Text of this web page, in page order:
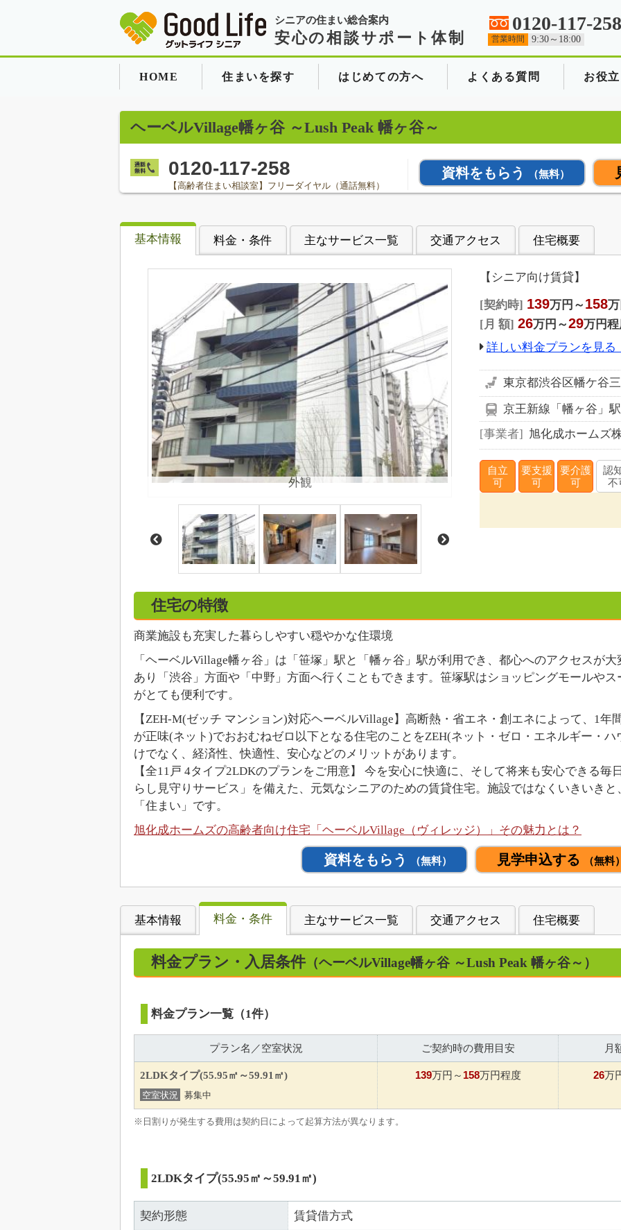
シニアの住まい総合案内
安心の相談サポート体制
0120-117-258
営業時間 9:30～18:00
HOME 住まいを探す はじめての方へ よくある質問 お役
ヘーベルVillage幡ヶ谷 ～Lush Peak 幡ヶ谷～
0120-117-258
【高齢者住まい相談室】フリーダイヤル（通話無料）
資料をもらう （無料）
基本情報 料金・条件 主なサービス一覧 交通アクセス 住宅概要
外観
【シニア向け賃貸】
契約時 139万円～ 158
月 額 26万円～29万円
詳しい料金プランを見る
東京都渋谷区幡ケ谷
京王新線「幡ヶ谷」
事業者
旭化成ホームズ
自立
可
要支援
可
要介護
可
認
不
住宅の特徴
商業施設も充実した暮らしやすい穏やかな住環境
「ヘーベルVillage幡ヶ谷」は「笹塚」駅と「幡ヶ谷」駅が利用でき、都心へのアクセスが
あり「渋谷」方面や「中野」方面へ行くこともできます。笹塚駅はショッピングモールや
がとても便利です。
【ZEH-M(ゼッチ マンション)対応ヘーベルVillage】高断熱・省エネ・創エネによって、1年
が正味(ネット)でおおむねゼロ以下となる住宅のことをZEH(ネット・ゼロ・エネルギー・
けでなく、経済性、快適性、安心などのメリットがあります。
【全11戸 4タイプ2LDKのプランをご用意】 今を安心に快適に、そして将来も安心できる毎
らし見守りサービス」を備えた、元気なシニアのための賃貸住宅。施設ではなくいきいき
「住まい」です。
旭化成ホームズの高齢者向け住宅「ヘーベルVillage（ヴィレッジ）」その魅力とは？
資料をもらう （無料） 見学申込する （無料
基本情報 料金・条件 主なサービス一覧 交通アクセス 住宅概要
料金プラン・入居条件 （ヘーベルVillage幡ヶ谷 ～Lush Peak 幡ヶ谷～）
料金プラン一覧（1件）
プラン名／空室状況 ご契約時の費用目安 月
2LDKタイプ(55.95㎡～59.91㎡)
空室状況 募集中
139万円～ 158万円程度 26万
※日割りが発生する費用は契約日によって起算方法が異なります。
2LDKタイプ(55.95㎡～59.91㎡)
契約形態 賃貸借方式